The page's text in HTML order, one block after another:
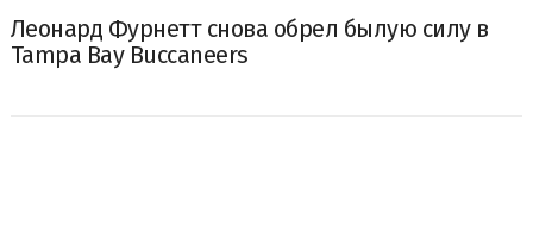
Леонард Фурнетт снова обрел былую силу в
Tampa Bay Buccaneers